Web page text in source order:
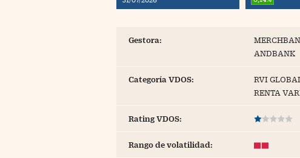
Blogs
Gestora:
ANDBANK
Categoría VDOS:
RVI
RENTA
Rating VDOS:
Rango de volatilidad: